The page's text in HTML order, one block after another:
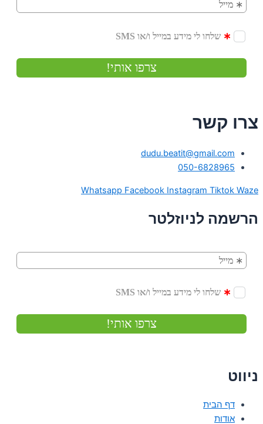
צרו קשר
dudu.beatit@gmail.com
050-6828965
Whatsapp Facebook Instagram Tiktok Waze
הרשמה לניוזלטר
ניווט
דף הבית
אודות